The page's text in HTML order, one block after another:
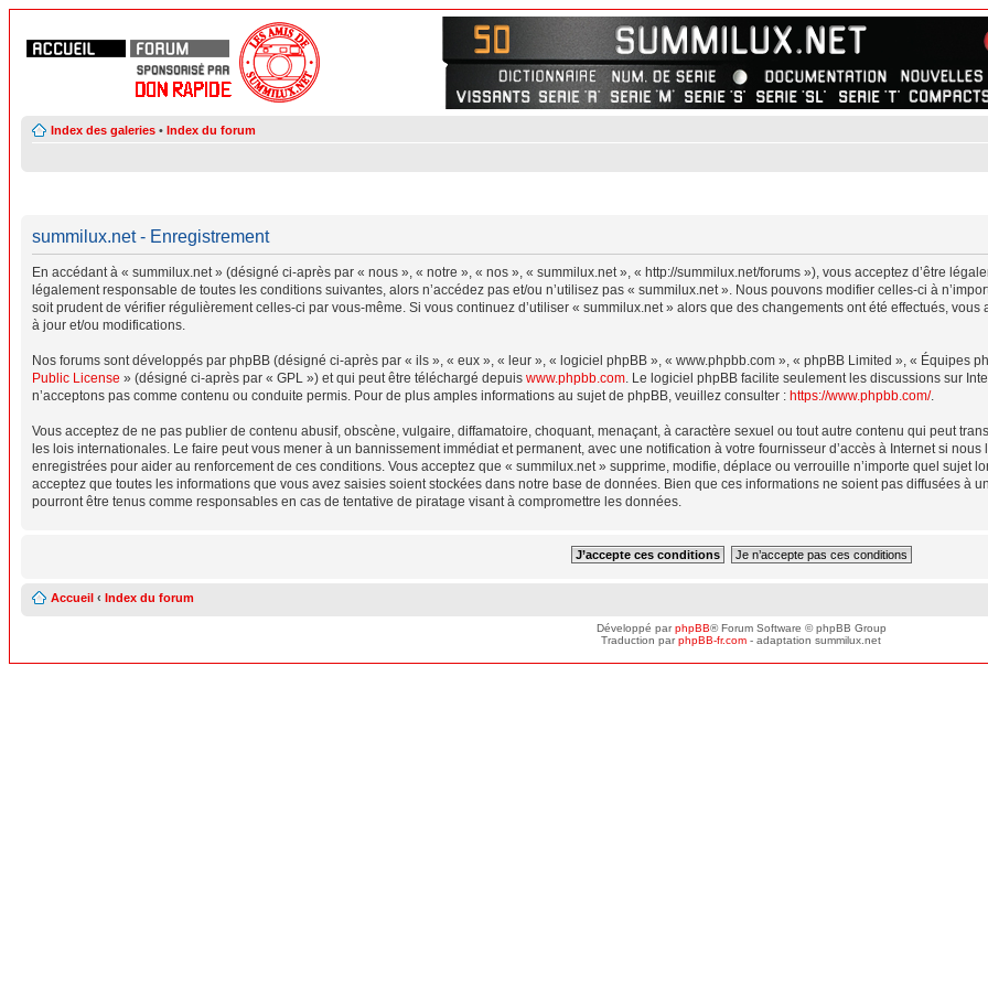
Index des galeries • Index du forum
summilux.net - Enregistrement
En accédant à « summilux.net » (désigné ci-après par « nous », « notre », « nos », « summilux.net », « http://summilux.net/forums »), vous acceptez d’être
légalement responsable de toutes les conditions suivantes, alors n’accédez pas et/ou n’utilisez pas « summilux.net ». Nous pouvons modifier celles-ci à
soit prudent de vérifier régulièrement celles-ci par vous-même. Si vous continuez d’utiliser « summilux.net » alors que des changements ont été effectués,
à jour et/ou modifications.
Nos forums sont développés par phpBB (désigné ci-après par « ils », « eux », « leur », « logiciel phpBB », « www.phpbb.com », « phpBB Limited », « Équipes
Public License » (désigné ci-après par « GPL ») et qui peut être téléchargé depuis www.phpbb.com . Le logiciel phpBB facilite seulement les discussions sur
n’acceptons pas comme contenu ou conduite permis. Pour de plus amples informations au sujet de phpBB, veuillez consulter : https://www.phpbb.com/.
Vous acceptez de ne pas publier de contenu abusif, obscène, vulgaire, diffamatoire, choquant, menaçant, à caractère sexuel ou tout autre contenu qui peut
les lois internationales. Le faire peut vous mener à un bannissement immédiat et permanent, avec une notification à votre fournisseur d’accès à Internet si
enregistrées pour aider au renforcement de ces conditions. Vous acceptez que « summilux.net » supprime, modifie, déplace ou verrouille n’importe quel sujet
acceptez que toutes les informations que vous avez saisies soient stockées dans notre base de données. Bien que ces informations ne soient pas diffusées à
pourront être tenus comme responsables en cas de tentative de piratage visant à compromettre les données.
Accueil ‹ Index du forum
Développé parphpBB® Forum Software © phpBB Group
Traduction parphpBB-fr.com - adaptation summilux.net